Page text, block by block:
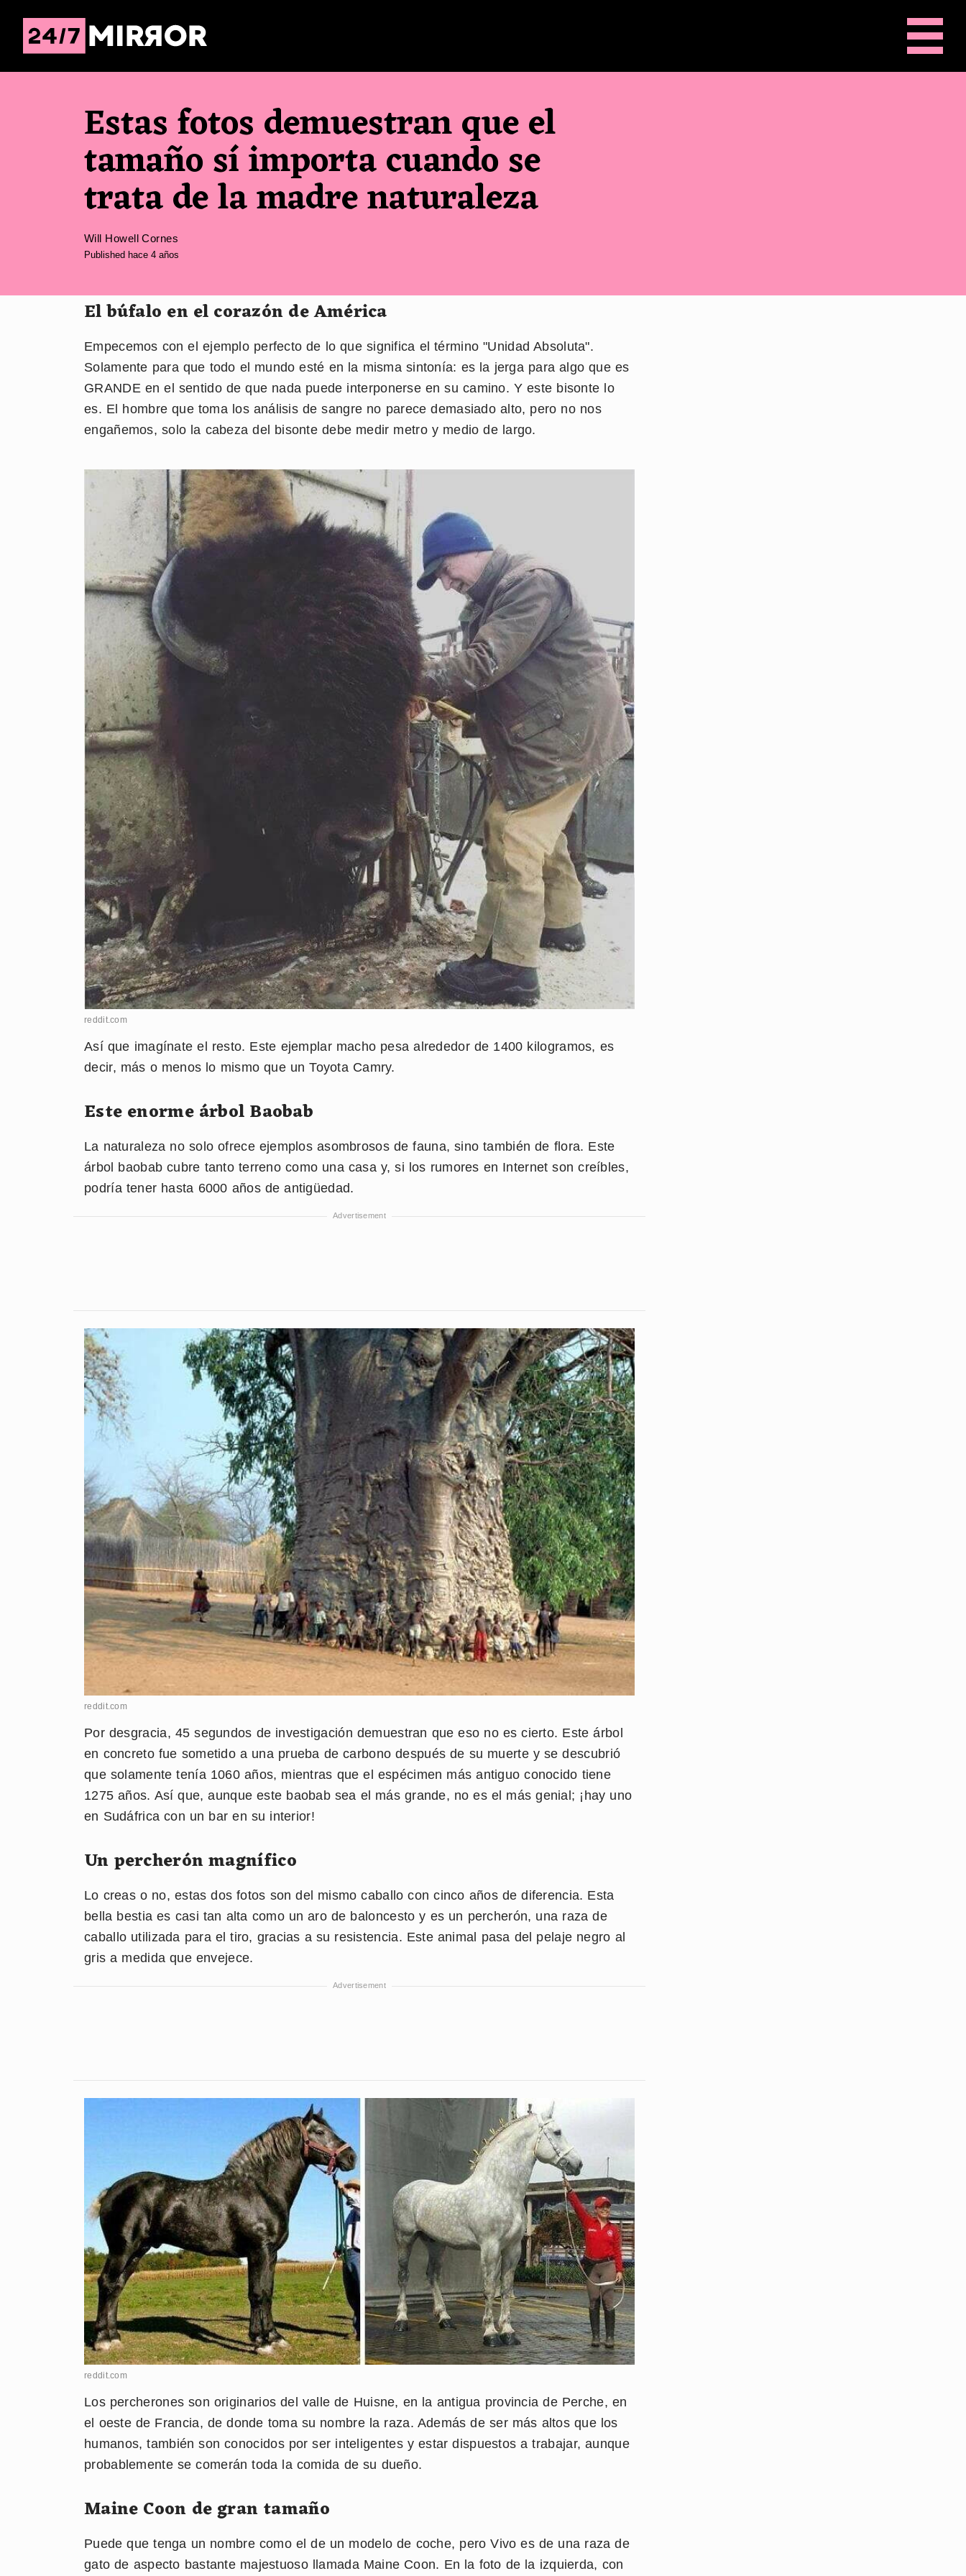
Estas fotos demuestran que el
tamaño sí importa cuando se
trata de la madre naturaleza
Will Howell Cornes
Published hace 4 años
El búfalo en el corazón de América
Empecemos con el ejemplo perfecto de lo que significa el término "Unidad Absoluta".
Solamente para que todo el mundo esté en la misma sintonía: es la jerga para algo que es
GRANDE en el sentido de que nada puede interponerse en su camino. Y este bisonte lo
es. El hombre que toma los análisis de sangre no parece demasiado alto, pero no nos
engañemos, solo la cabeza del bisonte debe medir metro y medio de largo.
reddit.com
Así que imagínate el resto. Este ejemplar macho pesa alrededor de 1400 kilogramos, es
decir, más o menos lo mismo que un Toyota Camry.
Este enorme árbol Baobab
La naturaleza no solo ofrece ejemplos asombrosos de fauna, sino también de flora. Este
árbol baobab cubre tanto terreno como una casa y, si los rumores en Internet son creíbles,
podría tener hasta 6000 años de antigüedad.
reddit.com
Por desgracia, 45 segundos de investigación demuestran que eso no es cierto. Este árbol
en concreto fue sometido a una prueba de carbono después de su muerte y se descubrió
que solamente tenía 1060 años, mientras que el espécimen más antiguo conocido tiene
1275 años. Así que, aunque este baobab sea el más grande, no es el más genial; ¡hay uno
en Sudáfrica con un bar en su interior!
Un percherón magnífico
Lo creas o no, estas dos fotos son del mismo caballo con cinco años de diferencia. Esta
bella bestia es casi tan alta como un aro de baloncesto y es un percherón, una raza de
caballo utilizada para el tiro, gracias a su resistencia. Este animal pasa del pelaje negro al
gris a medida que envejece.
reddit.com
Los percherones son originarios del valle de Huisne, en la antigua provincia de Perche, en
el oeste de Francia, de donde toma su nombre la raza. Además de ser más altos que los
humanos, también son conocidos por ser inteligentes y estar dispuestos a trabajar, aunque
probablemente se comerán toda la comida de su dueño.
Maine Coon de gran tamaño
Puede que tenga un nombre como el de un modelo de coche, pero Vivo es de una raza de
gato de aspecto bastante majestuoso llamada Maine Coon. En la foto de la izquierda, con